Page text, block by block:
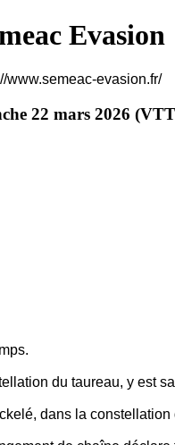
Evasion
www.semeac-evasion.fr/
22 mars 2026
du taureau, y est
dans la